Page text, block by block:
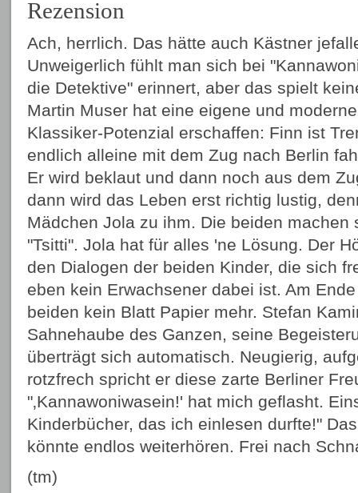
Rezension
Ach, herrlich. Das hätte auch Kästner
Unweigerlich fühlt man sich bei
die Detektive" erinnert, aber das spielt
Martin Muser hat eine eigene und
Klassiker-Potenzial erschaffen: Finn ist
endlich alleine mit dem Zug nach Berlin
Er wird beklaut und dann noch aus dem
dann wird das Leben erst richtig lustig,
Mädchen Jola zu ihm. Die beiden machen
"Tsitti". Jola hat für alles 'ne Lösung. Der
den Dialogen der beiden Kinder, die sich
eben kein Erwachsener dabei ist. Am
beiden kein Blatt Papier mehr. Stefan
Sahnehaube des Ganzen, seine
überträgt sich automatisch. Neugierig,
rotzfrech spricht er diese zarte Berliner
"‚Kannawoniwasein!' hat mich geflasht.
Kinderbücher, das ich einlesen durfte!"
könnte endlos weiterhören. Frei nach
(tm)